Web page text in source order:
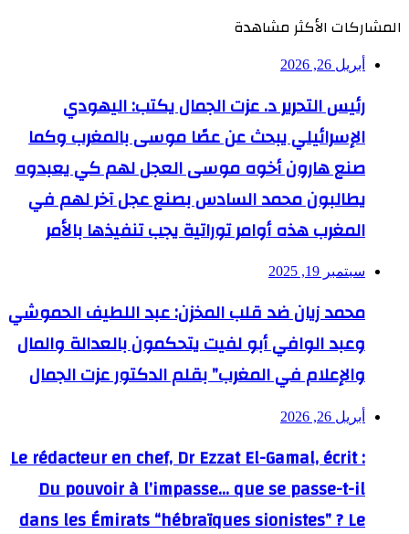
المشاركات الأكثر مشاهدة
أبريل 26, 2026
رئيس التحرير د. عزت الجمال يكتب: اليهودي
الإسرائيلي يبحث عن عصًا موسى بالمغرب وكما
صنع هارون أخوه موسى العجل لهم كي يعبدوه
يطالبون محمد السادس بصنع عجل آخر لهم في
المغرب هذه أوامر توراتية يجب تنفيذها بالأمر
سبتمبر 19, 2025
محمد زيان ضد قلب المخزن: عبد اللطيف الحموشي
وعبد الوافي أبو لفيت يتحكمون بالعدالة والمال
والإعلام في المغرب” بقلم الدكتور عزت الجمال
أبريل 26, 2026
Le rédacteur en chef, Dr Ezzat El-Gamal, écrit :
Du pouvoir à l’impasse… que se passe-t-il
dans les Émirats “hébraïques sionistes” ? Le